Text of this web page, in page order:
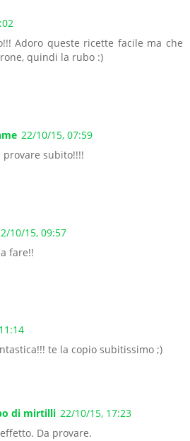
Adoro queste ricette facile ma che
quindi la rubo :)
22/10/15, 07:59
provare subito!!!!
10/15, 09:57
fare!!
te la copio subitissimo ;)
di mirtilli 22/10/15, 17:23
Da provare.